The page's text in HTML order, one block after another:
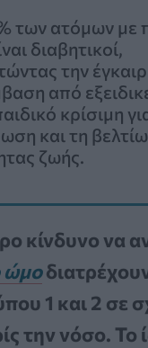
των ατόμων με
διαβητικοί,
την
από
κρίσιμη
και τη
ζωής.
κίνδυνο να
ώμο
1 και 2 σε
την νόσο. Το